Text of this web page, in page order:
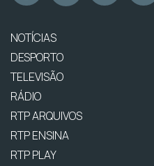
NOTÍCIAS
DESPORTO
TELEVISÃO
RÁDIO
RTP ARQUIVOS
RTP ENSINA
RTP PLAY